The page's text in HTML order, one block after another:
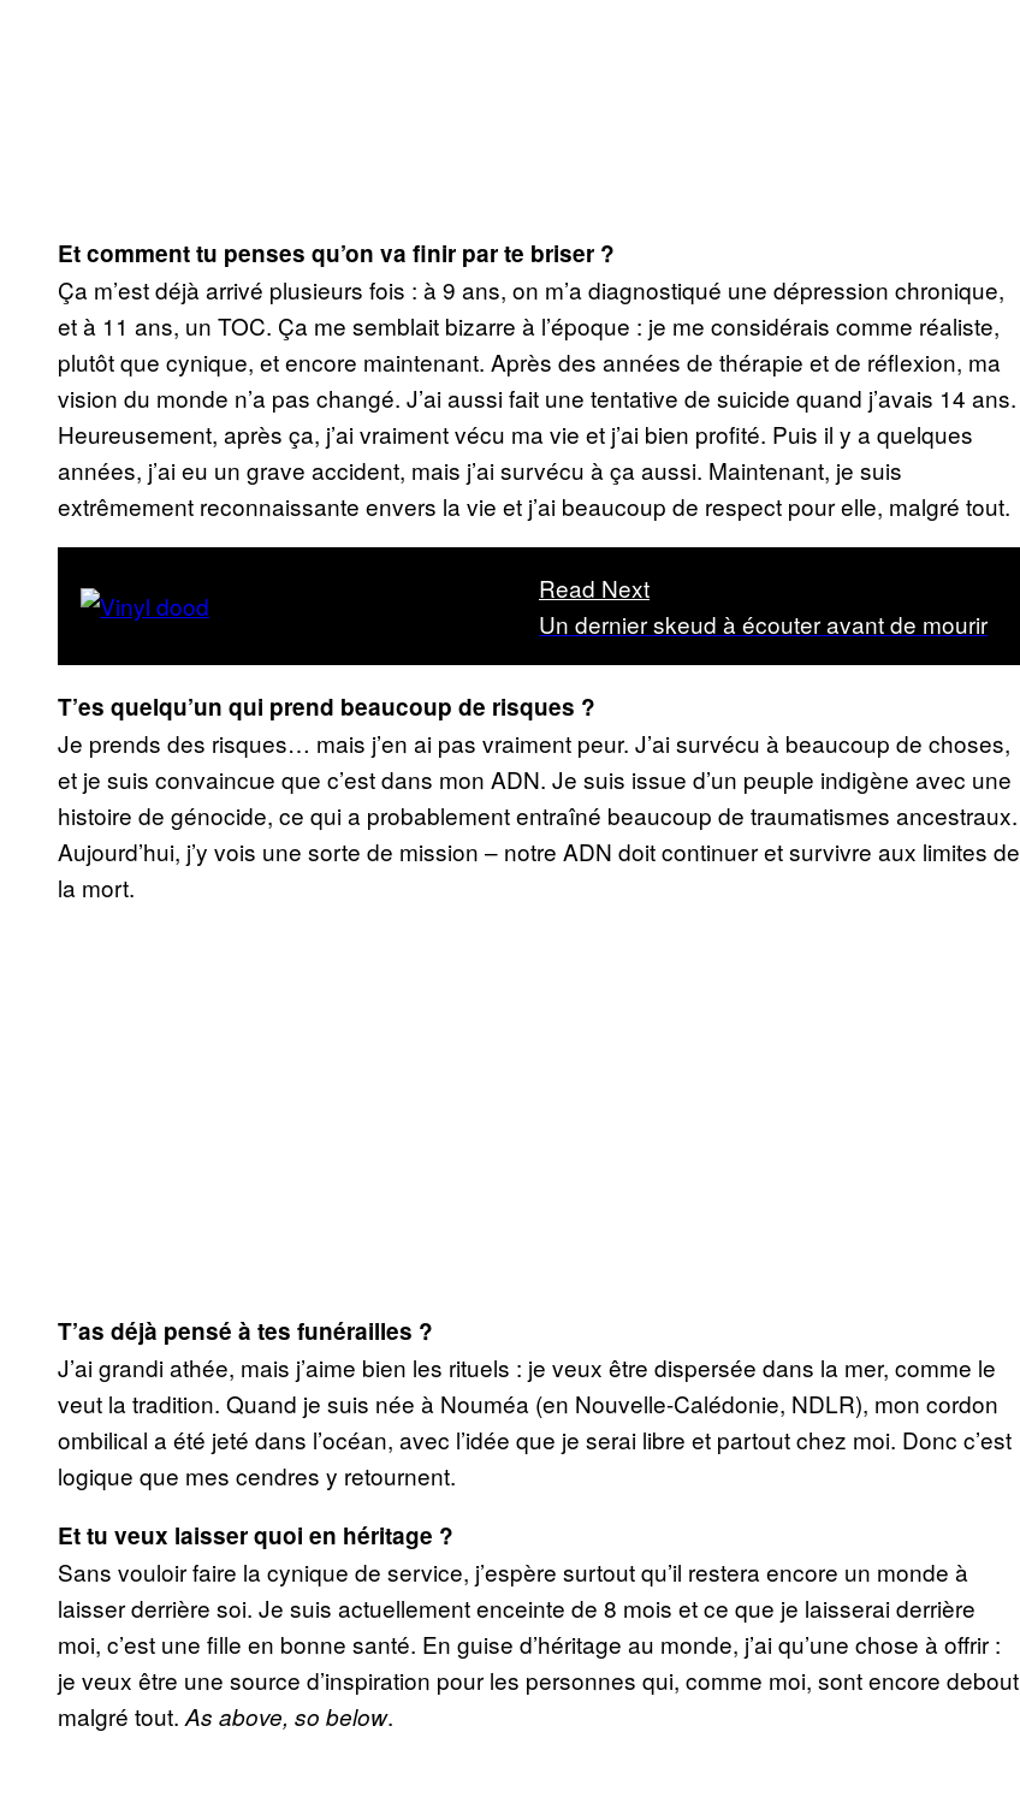
Et comment tu penses qu’on va finir par te briser ?
Ça m’est déjà arrivé plusieurs fois : à 9 ans, on m’a diagnostiqué une dépression chronique,
et à 11 ans, un TOC. Ça me semblait bizarre à l’époque : je me considérais comme réaliste,
plutôt que cynique, et encore maintenant. Après des années de thérapie et de réflexion, ma
vision du monde n’a pas changé. J’ai aussi fait une tentative de suicide quand j’avais 14 ans.
Heureusement, après ça, j’ai vraiment vécu ma vie et j’ai bien profité. Puis il y a quelques
années, j’ai eu un grave accident, mais j’ai survécu à ça aussi. Maintenant, je suis
extrêmement reconnaissante envers la vie et j’ai beaucoup de respect pour elle, malgré tout.
Read Next
Un dernier skeud à écouter avant de mourir
T’es quelqu’un qui prend beaucoup de risques ?
Je prends des risques… mais j’en ai pas vraiment peur. J’ai survécu à beaucoup de choses,
et je suis convaincue que c’est dans mon ADN. Je suis issue d’un peuple indigène avec une
histoire de génocide, ce qui a probablement entraîné beaucoup de traumatismes ancestraux.
Aujourd’hui, j’y vois une sorte de mission – notre ADN doit continuer et survivre aux limites de
la mort.
T’as déjà pensé à tes funérailles ?
J’ai grandi athée, mais j’aime bien les rituels : je veux être dispersée dans la mer, comme le
veut la tradition. Quand je suis née à Nouméa (en Nouvelle-Calédonie, NDLR), mon cordon
ombilical a été jeté dans l’océan, avec l’idée que je serai libre et partout chez moi. Donc c’est
logique que mes cendres y retournent.
Et tu veux laisser quoi en héritage ?
Sans vouloir faire la cynique de service, j’espère surtout qu’il restera encore un monde à
laisser derrière soi. Je suis actuellement enceinte de 8 mois et ce que je laisserai derrière
moi, c’est une fille en bonne santé. En guise d’héritage au monde, j’ai qu’une chose à offrir :
je veux être une source d’inspiration pour les personnes qui, comme moi, sont encore debout
malgré tout.As above, so below.